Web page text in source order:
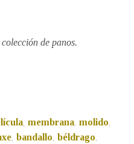
de panos.
, membrana, molido,
, bandallo, béldrago,